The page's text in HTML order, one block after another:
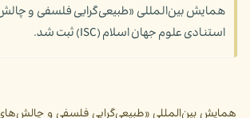
همایش بین‌المللی «طبیعی‌گرایی فلسفی و
استنادی علوم جهان اسلام (ISC) ثبت شد.